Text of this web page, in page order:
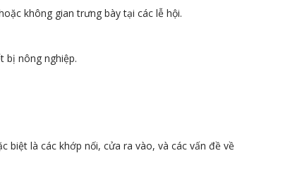
không gian trưng bày tại các lễ hội.
bị nông nghiệp.
biệt là các khớp nối, cửa ra vào, và các vấn đề về